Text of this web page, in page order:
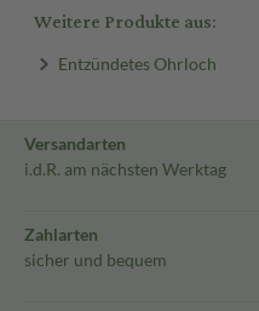
Weitere Produkte aus:
Entzündetes Ohrloch
Versandarten
i.d.R. am nächsten Werktag
Zahlarten
sicher und bequem